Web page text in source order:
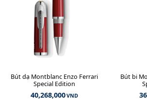
Bút dạ Montblanc Enzo Ferrari
Special Edition
40,268,000VND
Bút bi